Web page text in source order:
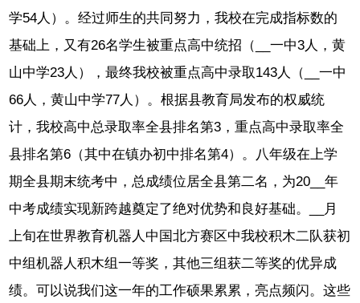
学54人）。经过师生的共同努力，我校在完成指标数的
基础上，又有26名学生被重点高中统招（__一中3人，黄
山中学23人），最终我校被重点高中录取143人（__一中
66人，黄山中学77人）。根据县教育局发布的权威统
计，我校高中总录取率全县排名第3，重点高中录取率全
县排名第6（其中在镇办初中排名第4）。八年级在上学
期全县期末统考中，总成绩位居全县第二名，为20__年
中考成绩实现新跨越奠定了绝对优势和良好基础。__月
上旬在世界教育机器人中国北方赛区中我校积木二队获初
中组机器人积木组一等奖，其他三组获二等奖的优异成
绩。可以说我们这一年的工作硕果累累，亮点频闪。这些